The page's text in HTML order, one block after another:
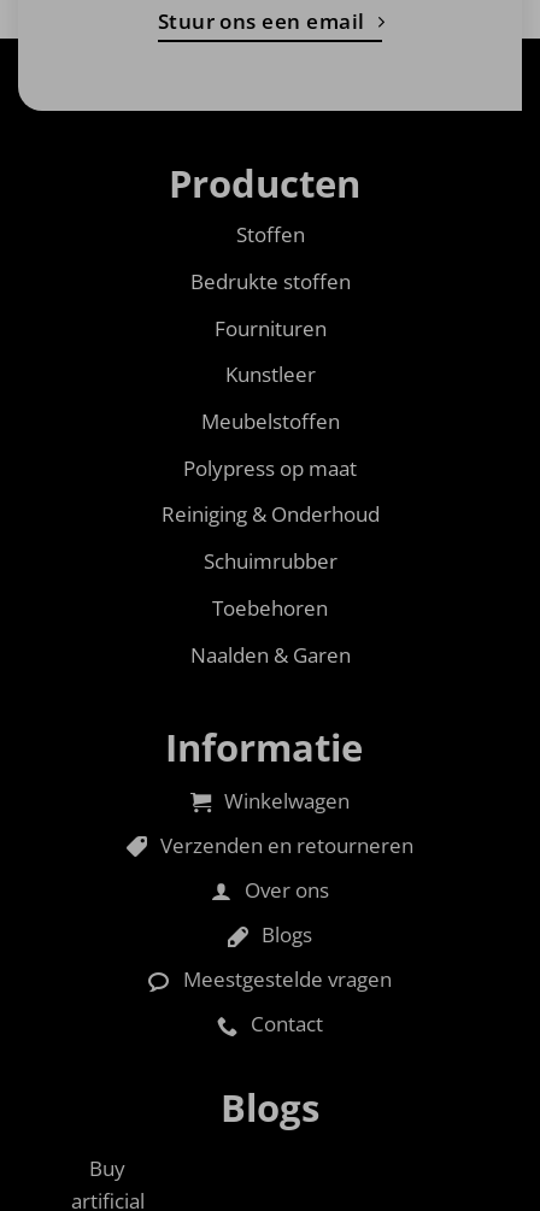
Stuur ons een email
Producten
Stoffen
Bedrukte stoffen
Fournituren
Kunstleer
Meubelstoffen
Polypress op maat
Reiniging & Onderhoud
Schuimrubber
Toebehoren
Naalden & Garen
Informatie
Winkelwagen
Verzenden en retourneren
Over ons
Blogs
Meestgestelde vragen
Contact
Blogs
Buy
artificial